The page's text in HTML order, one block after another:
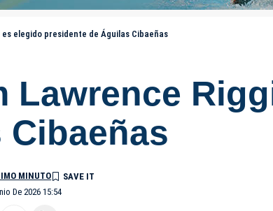
es elegido presidente de Águilas Cibaeñas
Lawrence
De 2026 15:54
MINUTO